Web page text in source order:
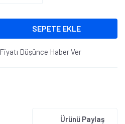
SEPETE EKLE
Fiyatı Düşünce Haber Ver
Ürünü Paylaş